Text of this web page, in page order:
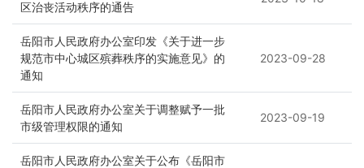
区治丧活动秩序的通告
岳阳市人民政府办公室印发《关于进一步
规范市中心城区殡葬秩序的实施意见》的
通知
2023-09-28
岳阳市人民政府办公室关于调整赋予一批
市级管理权限的通知
2023-09-19
岳阳市人民政府办公室关于公布《岳阳市